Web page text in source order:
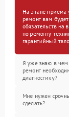
На этапе приема
ремонт вам
обязательств на
по ремонту
гарантийный
Я уже знаю в чем
ремонт
диагностику?
Мне нужен
сделать?